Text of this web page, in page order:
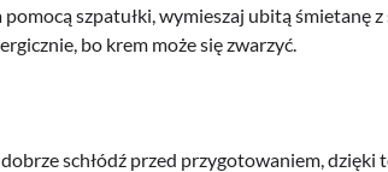
szpatułki, wymieszaj ubitą śmietanę
bo krem może się zwarzyć.
schłódź przed przygotowaniem, dzięki